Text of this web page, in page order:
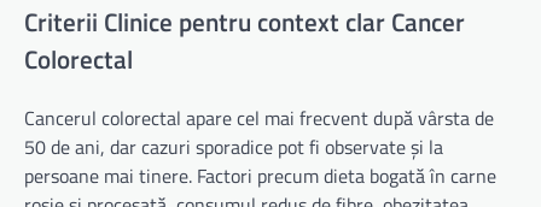
Criterii Clinice pentru context clar Cancer
Colorectal
Cancerul colorectal apare cel mai frecvent după vârsta de
50 de ani, dar cazuri sporadice pot fi observate și la
persoane mai tinere. Factori precum dieta bogată în carne